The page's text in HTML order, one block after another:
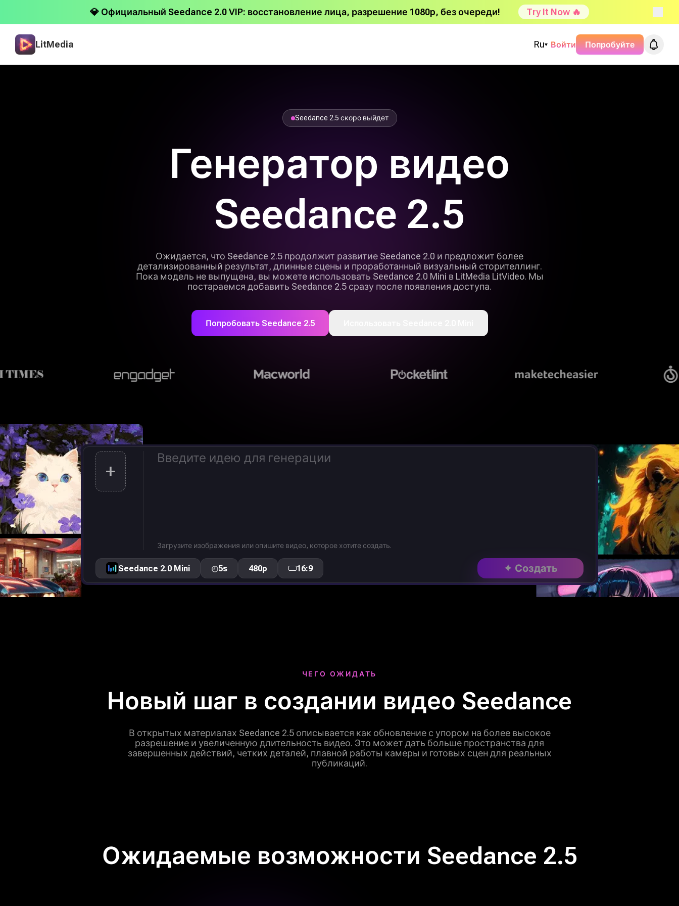
💎 Официальный Seedance 2.0 VIP: восстановление лица, разрешение 1080p, без очереди! Try It Now 🔥
LitMedia Ru Войти Попробуйте
Seedance 2.5 скоро выйдет
Генератор видео
Seedance 2.5
Ожидается, что Seedance 2.5 продолжит развитие Seedance 2.0 и предложит более
детализированный результат, длинные сцены и проработанный визуальный сторителлинг.
Пока модель не выпущена, вы можете использовать Seedance 2.0 Mini в LitMedia LitVideo. Мы
постараемся добавить Seedance 2.5 сразу после появления доступа.
Попробовать Seedance 2.5
+
Загрузите изображения или опишите видео, которое хотите создать.
Seedance 2.0 Mini ◴5s 480p 16:9 ✦ Создать
ЧЕГО ОЖИДАТЬ
Новый шаг в создании видео Seedance
В открытых материалах Seedance 2.5 описывается как обновление с упором на более высокое
разрешение и увеличенную длительность видео. Это может дать больше пространства для
завершенных действий, четких деталей, плавной работы камеры и готовых сцен для реальных
публикаций.
Ожидаемые возможности Seedance 2.5